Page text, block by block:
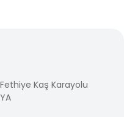
Kaş Karayolu